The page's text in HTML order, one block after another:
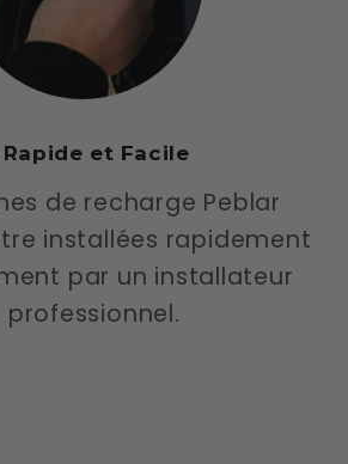
et Facile
de recharge Peblar
installées rapidement
par un installateur
professionnel.